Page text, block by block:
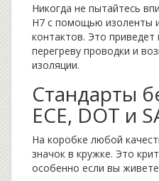
Никогда не пытайтесь
H7 с помощью изоленты
контактов. Это приведет
перегреву проводки и
изоляции.
Стандарты
ECE, DOT и
На коробке любой
значок в кружке. Это
особенно если вы